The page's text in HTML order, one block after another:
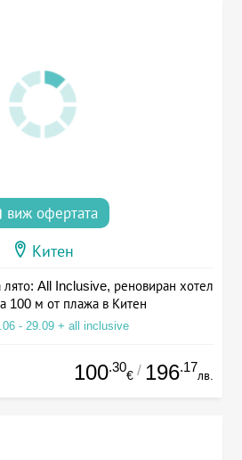
виж офертата
Китен
All Inclusive, реновиран хотел
100 м от плажа в Китен
- 29.09 + all inclusive
100.30
€ / 196.17
лв.